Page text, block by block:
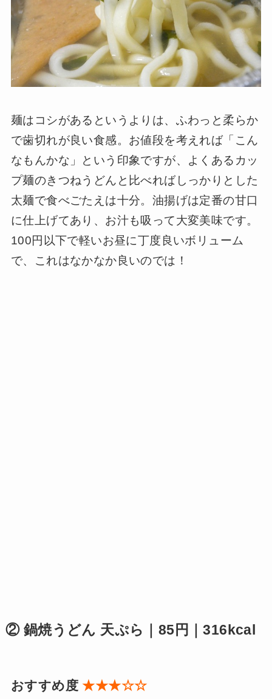
麺はコシがあるというよりは、ふわっと柔らか
で歯切れが良い食感。お値段を考えれば「こん
なもんかな」という印象ですが、よくあるカッ
プ麺のきつねうどんと比べればしっかりとした
太麺で食べごたえは十分。油揚げは定番の甘口
に仕上げてあり、お汁も吸って大変美味です。
100円以下で軽いお昼に丁度良いボリューム
で、これはなかなか良いのでは！
② 鍋焼うどん 天ぷら｜85円｜316kcal
おすすめ度★★★☆☆